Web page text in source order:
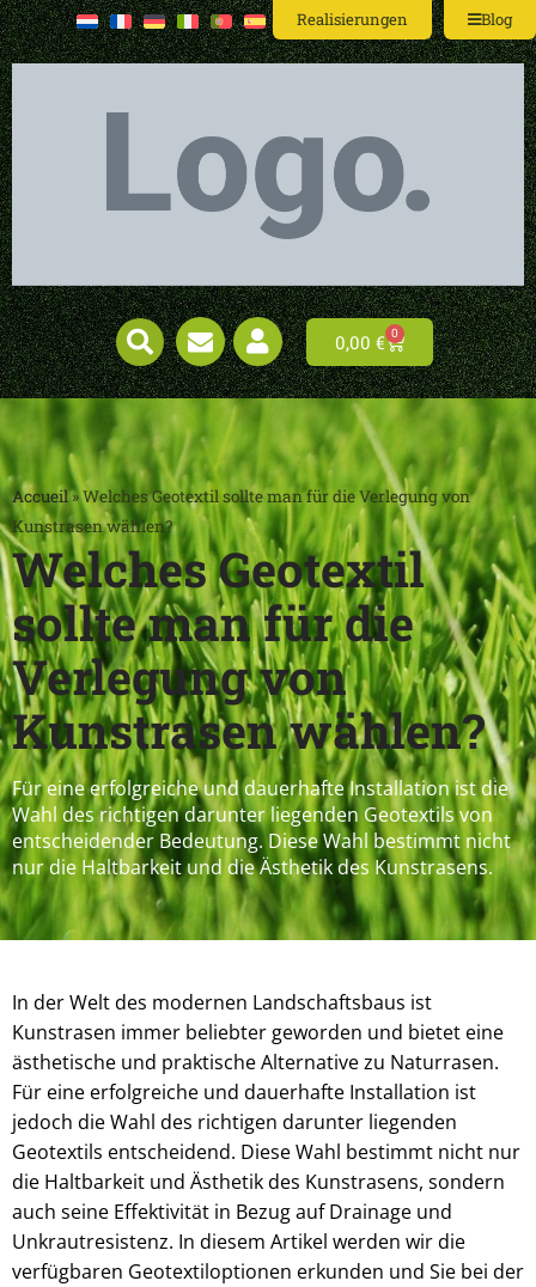
Realisierungen Blog
0,00 € 0
Accueil»Welches Geotextil sollte man für die Verlegung von
Kunstrasen wählen?
Welches Geotextil
sollte man für die
Verlegung von
Kunstrasen wählen?
Für eine erfolgreiche und dauerhafte Installation ist die
Wahl des richtigen darunter liegenden Geotextils von
entscheidender Bedeutung. Diese Wahl bestimmt nicht
nur die Haltbarkeit und die Ästhetik des Kunstrasens.
In der Welt des modernen Landschaftsbaus ist
Kunstrasen immer beliebter geworden und bietet eine
ästhetische und praktische Alternative zu Naturrasen.
Für eine erfolgreiche und dauerhafte Installation ist
jedoch die Wahl des richtigen darunter liegenden
Geotextils entscheidend. Diese Wahl bestimmt nicht nur
die Haltbarkeit und Ästhetik des Kunstrasens, sondern
auch seine Effektivität in Bezug auf Drainage und
Unkrautresistenz. In diesem Artikel werden wir die
verfügbaren Geotextiloptionen erkunden und Sie bei der